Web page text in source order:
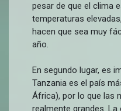
pesar de que el clima
temperaturas
hacen que sea muy
año.
En segundo lugar, es
Tanzania es el país
África), por lo que las
realmente grandes.